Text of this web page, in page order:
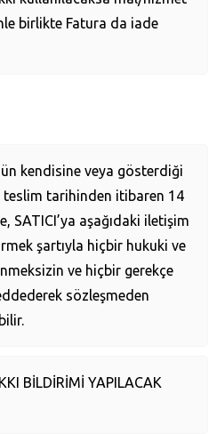
birlikte Fatura da iade
kendisine veya gösterdiği
tarihinden itibaren 14
SATICI’ya aşağıdaki iletişim
şartıyla hiçbir hukuki ve
ve hiçbir gerekçe
sözleşmeden
BİLDİRİMİ YAPILACAK